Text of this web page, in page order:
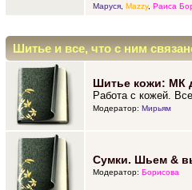
Маруся, Mazzy, Раиса
Шитье и все, что с ним
Шитье кожи: МК
Работа с кожей.
Модератор: Мирьям
Сумки. Шьем &
Модератор: Борисова